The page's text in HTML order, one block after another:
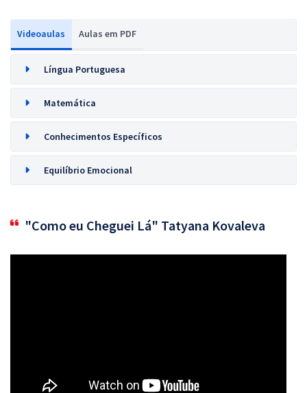
Videoaulas Aulas em PDF
Língua Portuguesa
Matemática
Conhecimentos Específicos
Equilíbrio Emocional
"Como eu Cheguei Lá" Tatyana Kovaleva